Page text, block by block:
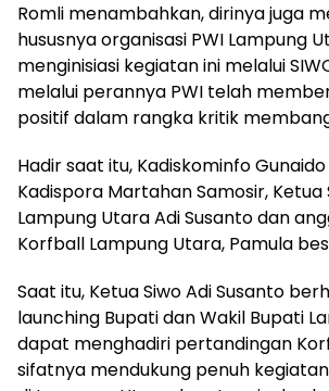
Romli menambahkan, dirinya juga
hususnya organisasi PWI Lampung
menginisiasi kegiatan ini melalui
melalui perannya PWI telah
positif dalam rangka kritik
Hadir saat itu, Kadiskominfo
Kadispora Martahan Samosir, Ketua
Lampung Utara Adi Susanto dan
Korfball Lampung Utara, Pamula
Saat itu, Ketua Siwo Adi Susanto
launching Bupati dan Wakil Bupati
dapat menghadiri pertandingan
sifatnya mendukung penuh